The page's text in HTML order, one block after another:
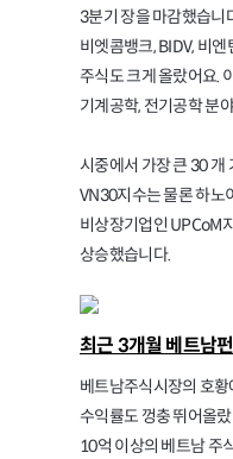
3분기 장을 마감했습니
비엣콤뱅크, BIDV, 비
주식도 크게 올랐어요.
기계공학, 전기공학 분
시중에서 가장 큰 30 개
VN30지수는 물론 하노
비상장기업인 UPCoM
상승했습니다.
최근 3개월 베트남
베트남주식시장의 호황
수익률도 껑충 뛰어올
10억 이상의 베트남 주